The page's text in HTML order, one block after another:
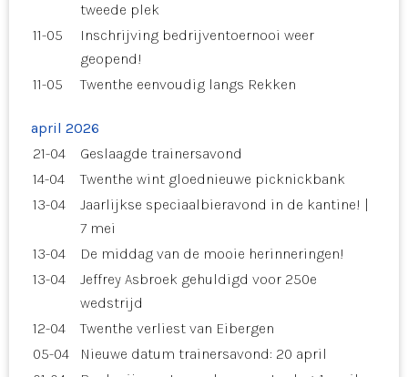
tweede plek
11-05
Inschrijving bedrijventoernooi weer
geopend!
11-05
Twenthe eenvoudig langs Rekken
april 2026
21-04
Geslaagde trainersavond
14-04
Twenthe wint gloednieuwe picknickbank
13-04
Jaarlijkse speciaalbieravond in de kantine! |
7 mei
13-04
De middag van de mooie herinneringen!
13-04
Jeffrey Asbroek gehuldigd voor 250e
wedstrijd
12-04
Twenthe verliest van Eibergen
05-04
Nieuwe datum trainersavond: 20 april